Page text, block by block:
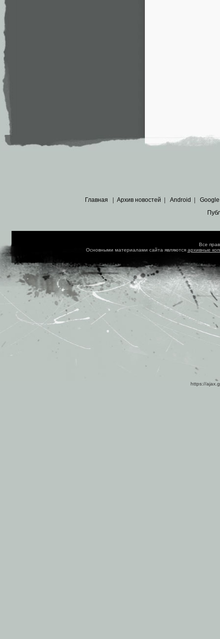
Главная Архив новостей Android Google
Все
Основными материалами сайта являются архивные
https://